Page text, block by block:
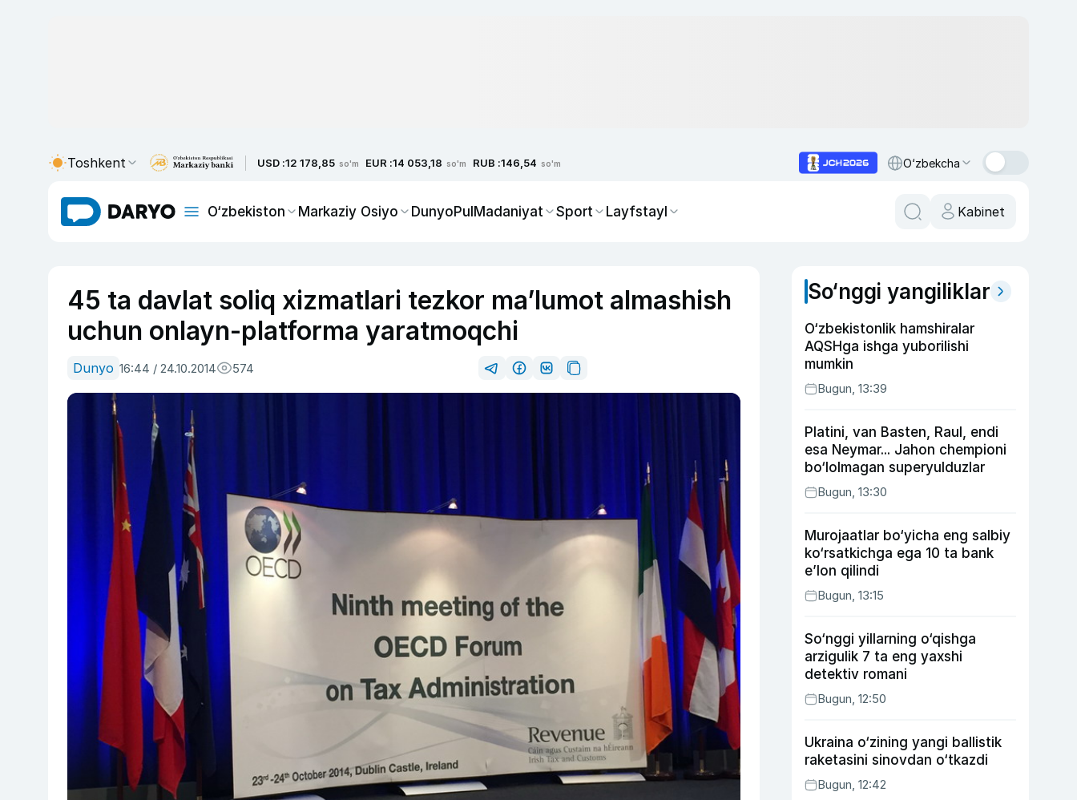
Toshkent USD :12 178,85 so'm EUR :14 053,18 so'm RUB :146,54 so'm O‘zbekcha
O‘zbekiston Markaziy Osiyo DunyoPulMadaniyat Sport Layfstayl Kabinet
45 ta davlat soliq xizmatlari tezkor ma’lumot almashish
uchun onlayn-platforma yaratmoqchi
Dunyo 16:44 / 24.10.2014 574
So‘nggi yangiliklar
O‘zbekistonlik hamshiralar
AQSHga ishga yuborilishi
mumkin
Bugun, 13:39
Platini, van Basten, Raul, endi
esa Neymar... Jahon chempioni
bo‘lolmagan superyulduzlar
Bugun, 13:30
Murojaatlar bo‘yicha eng salbiy
ko‘rsatkichga ega 10 ta bank
e’lon qilindi
Bugun, 13:15
So‘nggi yillarning o‘qishga
arzigulik 7 ta eng yaxshi
detektiv romani
Bugun, 12:50
Ukraina o‘zining yangi ballistik
raketasini sinovdan o‘tkazdi
Bugun, 12:42